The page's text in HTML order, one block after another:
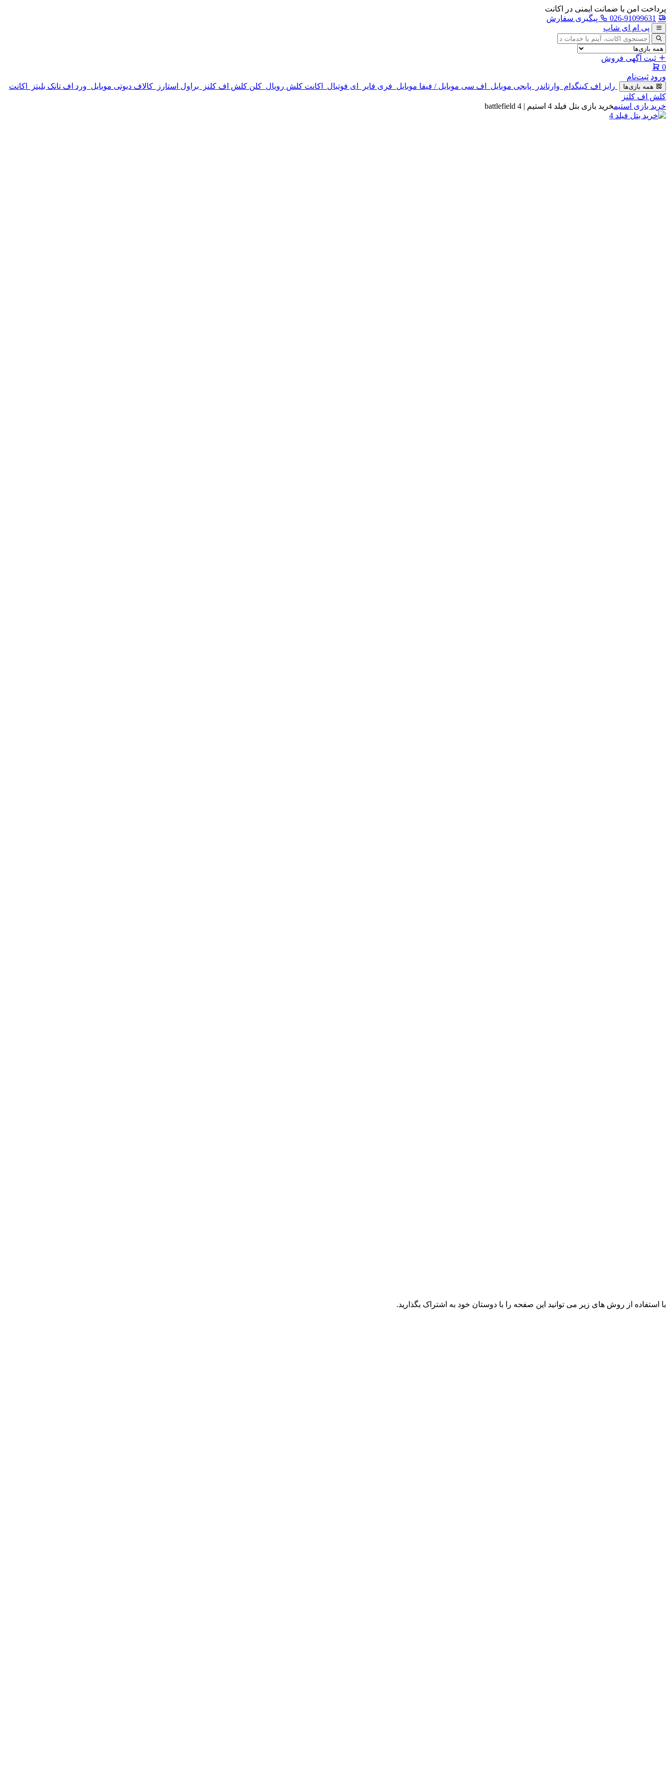
پرداخت امن با ضمانت ایمنی در اکانت
026-91099631
پیگیری سفارش
پی ام ای شاپ
جستجوی
آگهی
ثبت آگهی فروش
0
ورود ثبت‌نام
همه بازی‌ها رایز اف کینگدام وارتاندر پابجی موبایل اف سی موبایل / فیفا موبایل فری فایر ای فوتبال اکانت کلش رویال کلن کلش اف کلنز براول استارز کالاف دیوتی موبایل ورد اف تانک بلیتز
اکانت
کلش اف کلنز
خرید بازی استیمخرید بازی بتل فیلد 4 استیم | battlefield 4
با استفاده از روش های زیر می توانید این صفحه را با دوستان خود به اشتراک بگذارید.